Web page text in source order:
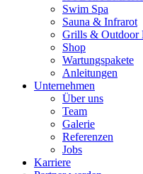
Swim Spa
Sauna & Infrarot
Grills & Outdoor
Shop
Wartungspakete
Anleitungen
Unternehmen
Über uns
Team
Galerie
Referenzen
Jobs
Karriere